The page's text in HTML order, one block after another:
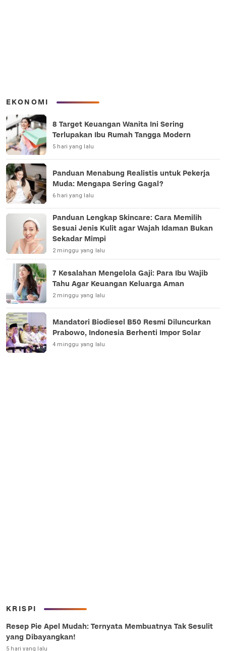
EKONOMI
8 Target Keuangan Wanita Ini Sering
Terlupakan Ibu Rumah Tangga Modern
5 hari yang lalu
Panduan Menabung Realistis untuk Pekerja
Muda: Mengapa Sering Gagal?
6 hari yang lalu
Panduan Lengkap Skincare: Cara Memilih
Sesuai Jenis Kulit agar Wajah Idaman Bukan
Sekadar Mimpi
2 minggu yang lalu
7 Kesalahan Mengelola Gaji: Para Ibu Wajib
Tahu Agar Keuangan Keluarga Aman
2 minggu yang lalu
Mandatori Biodiesel B50 Resmi Diluncurkan
Prabowo, Indonesia Berhenti Impor Solar
4 minggu yang lalu
KRISPI
Resep Pie Apel Mudah: Ternyata Membuatnya Tak Sesulit
yang Dibayangkan!
5 hari yang lalu